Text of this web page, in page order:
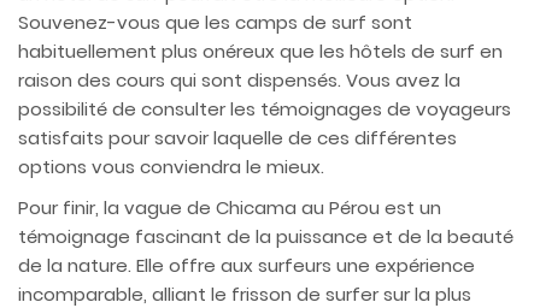
Souvenez-vous que les camps de surf sont
habituellement plus onéreux que les hôtels de surf en
raison des cours qui sont dispensés. Vous avez la
possibilité de consulter les témoignages de voyageurs
satisfaits pour savoir laquelle de ces différentes
options vous conviendra le mieux.
Pour finir, la vague de Chicama au Pérou est un
témoignage fascinant de la puissance et de la beauté
de la nature. Elle offre aux surfeurs une expérience
incomparable, alliant le frisson de surfer sur la plus